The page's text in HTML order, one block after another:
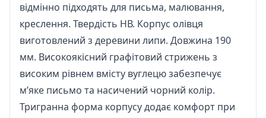
відмінно підходять для письма, малювання,
креслення. Твердість НВ. Корпус олівця
виготовлений з деревини липи. Довжина 190
мм. Високоякісний графітовий стрижень з
високим рівнем вмісту вуглецю забезпечує
м’яке письмо та насичений чорний колір.
Тригранна форма корпусу додає комфорт при